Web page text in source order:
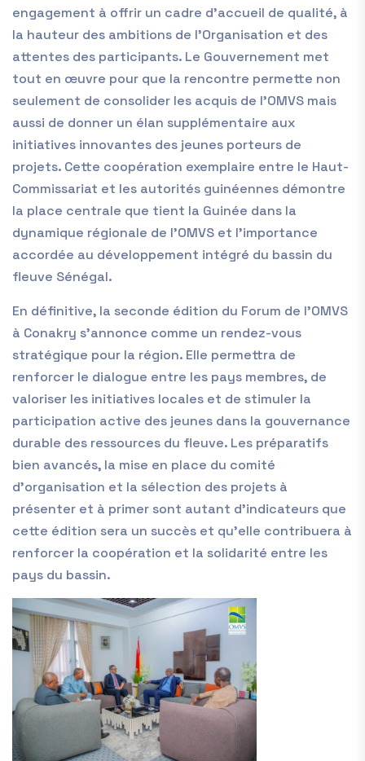
engagement à offrir un cadre d’accueil de qualité, à
la hauteur des ambitions de l’Organisation et des
attentes des participants. Le Gouvernement met
tout en œuvre pour que la rencontre permette non
seulement de consolider les acquis de l’OMVS mais
aussi de donner un élan supplémentaire aux
initiatives innovantes des jeunes porteurs de
projets. Cette coopération exemplaire entre le Haut-
Commissariat et les autorités guinéennes démontre
la place centrale que tient la Guinée dans la
dynamique régionale de l’OMVS et l’importance
accordée au développement intégré du bassin du
fleuve Sénégal.
En définitive, la seconde édition du Forum de l’OMVS
à Conakry s’annonce comme un rendez-vous
stratégique pour la région. Elle permettra de
renforcer le dialogue entre les pays membres, de
valoriser les initiatives locales et de stimuler la
participation active des jeunes dans la gouvernance
durable des ressources du fleuve. Les préparatifs
bien avancés, la mise en place du comité
d’organisation et la sélection des projets à
présenter et à primer sont autant d’indicateurs que
cette édition sera un succès et qu’elle contribuera à
renforcer la coopération et la solidarité entre les
pays du bassin.